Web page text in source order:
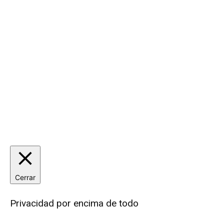
Cerrar
Privacidad por encima de todo